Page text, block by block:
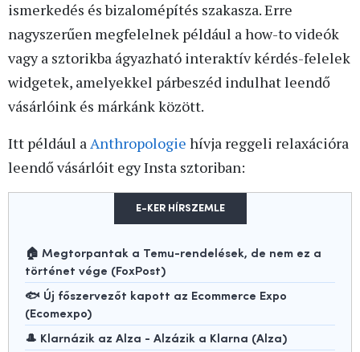
ismerkedés és bizalomépítés szakasza. Erre
nagyszerűen megfelelnek például a how-to videók
vagy a sztorikba ágyazható interaktív kérdés-felelek
widgetek, amelyekkel párbeszéd indulhat leendő
vásárlóink és márkánk között.
Itt például aAnthropologie hívja reggeli relaxációra
leendő vásárlóit egy Insta sztoriban:
E-KER HÍRSZEMLE
🏠 Megtorpantak a Temu-rendelések, de nem ez a
történet vége (FoxPost)
🐟 Új főszervezőt kapott az Ecommerce Expo
(Ecomexpo)
🎩 Klarnázik az Alza - Alzázik a Klarna (Alza)